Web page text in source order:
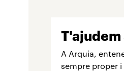
A Arquia,
sempre proper